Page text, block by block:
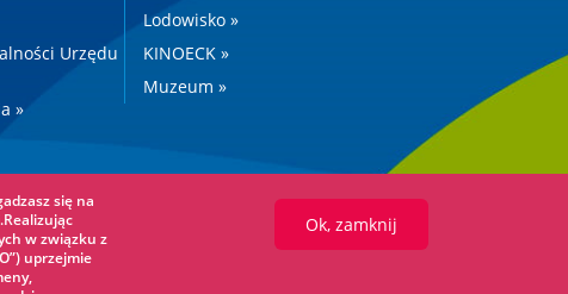
Urzędu
»
Lodowisko »
KINOECK »
Muzeum »
się na
w związku z
uprzejmie
Ok, zamknij